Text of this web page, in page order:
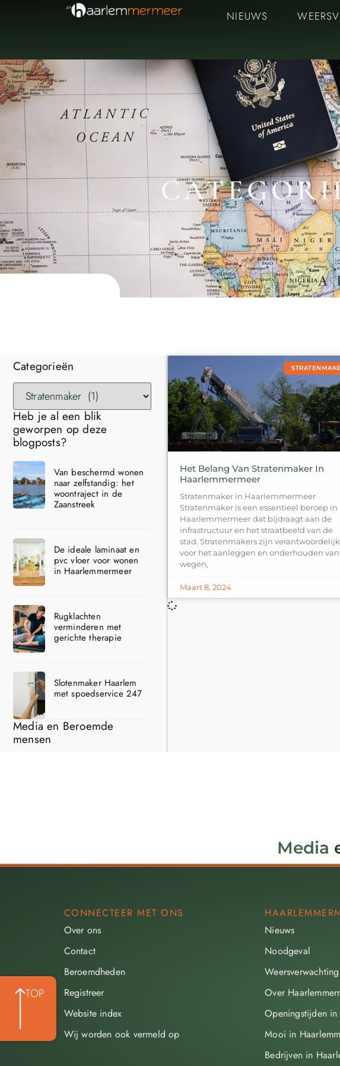
TOP
NIEUWS
Categorieën
Heb je al een blik
geworpen op deze
blogposts?
Van beschermd wonen
naar zelfstandig: het
woontraject in de
Zaanstreek
De ideale laminaat en
pvc vloer voor wonen
in Haarlemmermeer
Rugklachten
verminderen met
gerichte therapie
Slotenmaker Haarlem
met spoedservice 247
Media en Beroemde
mensen
Het Belang Van Stratenmaker In
Haarlemmermeer
Stratenmaker in Haarlemmermeer
Stratenmaker is een essentieel beroep in
Haarlemmermeer dat bijdraagt aan de
infrastructuur en het straatbeeld van de
stad. Stratenmakers zijn verantwoordelijk
voor het aanleggen en onderhouden van
wegen,
Maart 8, 2024
Media
CONNECTEER MET ONS
Over ons
Contact
Beroemdheden​
Registreer
Website index
Wij worden ook vermeld op
Nieuws
Noodgeval
Weersverwachting
Over
Openingstijden in
Mooi in
Bedrijven in